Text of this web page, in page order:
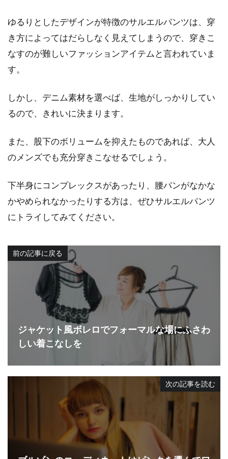
ゆるりとしたデザインが特徴のサルエルパンツは、穿
き方によってはだらしなく見えてしまうので、穿きこ
なすのが難しいファッションアイテムと言われていま
す。
しかし、デニム素材を選べば、生地がしっかりしてい
るので、きれいに決まります。
また、股下のボリュームを抑えたものであれば、大人
のメンズでも充分穿きこなせるでしょう。
下半身にコンプレックスがあったり、腰パンがなかな
かやめられなかったりする方は、ぜひサルエルパンツ
にトライしてみてください。
前の記事に戻る
ジャケット風ボレロでフォーマルな場にふさわ
しい着こなしを
次の記事を読む